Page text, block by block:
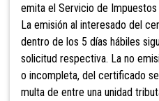
emita el Servicio de
La emisión al interesado del
dentro de los 5 días hábiles
solicitud respectiva. La no
o incompleta, del certificado
multa de entre una unidad